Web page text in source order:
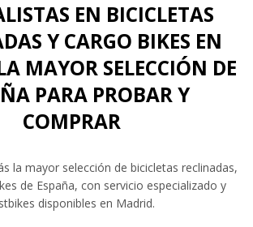
EN BICICLETAS
Y CARGO BIKES EN
MAYOR SELECCIÓN DE
PARA PROBAR Y
COMPRAR
la mayor selección de bicicletas reclinadas,
de España, con servicio especializado y
disponibles en Madrid.